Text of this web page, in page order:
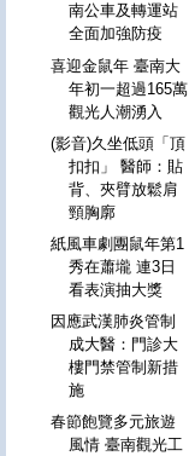
南公車及轉運站
全面加強防疫
喜迎金鼠年 臺南大
年初一超過165萬
觀光人潮湧入
(影音)久坐低頭「頂
扣扣」 醫師：貼
背、夾臂放鬆肩
頸胸廓
紙風車劇團鼠年第1
秀在蕭壠 連3日
看表演抽大獎
因應武漢肺炎管制
成大醫：門診大
樓門禁管制新措
施
春節飽覽多元旅遊
風情 臺南觀光工